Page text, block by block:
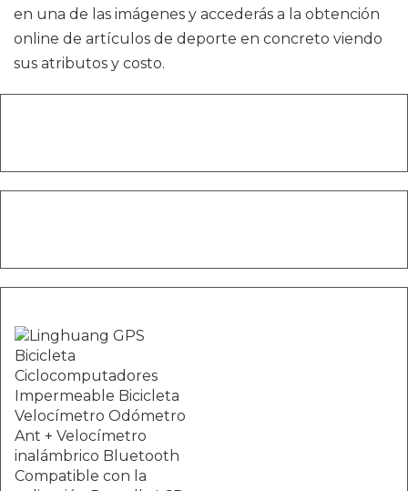
en una de las imágenes y accederás a la obtención
online de artículos de deporte en concreto viendo
sus atributos y costo.